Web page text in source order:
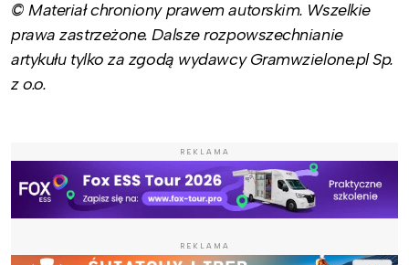
© Materiał chroniony prawem autorskim. Wszelkie
prawa zastrzeżone. Dalsze rozpowszechnianie
artykułu tylko za zgodą wydawcy Gramwzielone.pl Sp.
z o.o.
REKLAMA
REKLAMA